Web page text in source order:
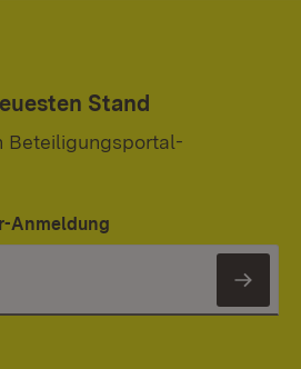
Stand
Beteiligungsportal-
Anmeldung